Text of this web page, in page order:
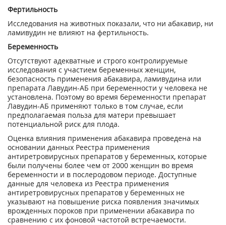
Фертильность
Исследования на животных показали, что ни абакавир, ни
ламивудин не влияют на фертильность.
Беременность
Отсутствуют адекватные и строго контролируемые
исследования с участием беременных женщин,
безопасность применения абакавира, ламивудина или
препарата Лавудин-АБ при беременности у человека не
установлена. Поэтому во время беременности препарат
Лавудин-АБ применяют только в том случае, если
предполагаемая польза для матери превышает
потенциальной риск для плода.
Оценка влияния применения абакавира проведена на
основании данных Реестра применения
антиретровирусных препаратов у беременных, которые
были получены более чем от 2000 женщин во время
беременности и в послеродовом периоде. Доступные
данные для человека из Реестра применения
антиретровирусных препаратов у беременных не
указывают на повышение риска появления значимых
врожденных пороков при применении абакавира по
сравнению с их фоновой частотой встречаемости.